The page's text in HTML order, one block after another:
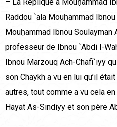
Raddou `ala Mouḥammad
Mouḥammad Ibnou
professeur de Ibnou `Abdi l-
Ibnou Marzouq Ach-Chafi`iyy
son Chaykh a vu en lui qu’il
autres, tout comme a vu cela
Hayat As-Sindiyy et son père